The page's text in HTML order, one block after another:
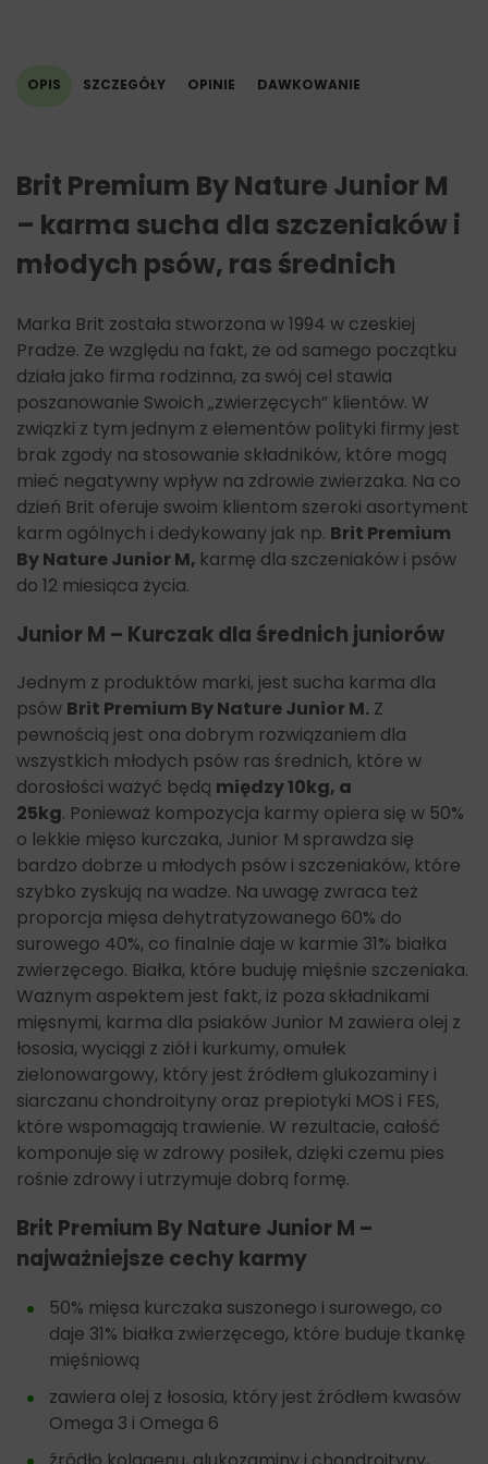
OPIS SZCZEGÓŁY OPINIE DAWKOWANIE
Brit Premium By Nature Junior M
– karma sucha dla szczeniaków i
młodych psów, ras średnich
Marka Brit została stworzona w 1994 w czeskiej
Pradze. Ze względu na fakt, że od samego początku
działa jako firma rodzinna, za swój cel stawia
poszanowanie Swoich „zwierzęcych” klientów. W
związki z tym jednym z elementów polityki firmy jest
brak zgody na stosowanie składników, które mogą
mieć negatywny wpływ na zdrowie zwierzaka. Na co
dzień Brit oferuje swoim klientom szeroki asortyment
karm ogólnych i dedykowany jak np. Brit Premium
By Nature Junior M, karmę dla szczeniaków i psów
do 12 miesiąca życia.
Junior M – Kurczak dla średnich juniorów
Jednym z produktów marki, jest sucha karma dla
psów Brit Premium By Nature Junior M. Z
pewnością jest ona dobrym rozwiązaniem dla
wszystkich młodych psów ras średnich, które w
dorosłości ważyć będą między 10kg, a
25kg. Ponieważ kompozycja karmy opiera się w 50%
o lekkie mięso kurczaka, Junior M sprawdza się
bardzo dobrze u młodych psów i szczeniaków, które
szybko zyskują na wadze. Na uwagę zwraca też
proporcja mięsa dehytratyzowanego 60% do
surowego 40%, co finalnie daje w karmie 31% białka
zwierzęcego. Białka, które buduję mięśnie szczeniaka.
Ważnym aspektem jest fakt, iż poza składnikami
mięsnymi, karma dla psiaków Junior M zawiera olej z
łososia, wyciągi z ziół i kurkumy, omułek
zielonowargowy, który jest źródłem glukozaminy i
siarczanu chondroityny oraz prepiotyki MOS i FES,
które wspomagają trawienie. W rezultacie, całość
komponuje się w zdrowy posiłek, dzięki czemu pies
rośnie zdrowy i utrzymuje dobrą formę.
Brit Premium By Nature Junior M –
najważniejsze cechy karmy
50% mięsa kurczaka suszonego i surowego, co
daje 31% białka zwierzęcego, które buduje tkankę
mięśniową
zawiera olej z łososia, który jest źródłem kwasów
Omega 3 i Omega 6